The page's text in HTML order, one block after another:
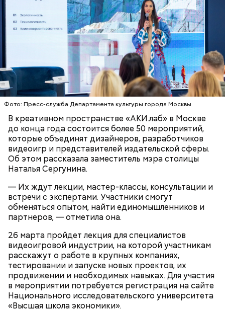
Фото: Пресс-служба Департамента культуры города Москвы
В креативном пространстве «АКИ.лаб» в Москве
до конца года состоится более 50 мероприятий,
которые объединят дизайнеров, разработчиков
видеоигр и представителей издательской сферы.
Об этом рассказала заместитель мэра столицы
Наталья Сергунина.
— Их ждут лекции, мастер-классы, консультации и
встречи с экспертами. Участники смогут
обменяться опытом, найти единомышленников и
партнеров, — отметила она.
26 марта пройдет лекция для специалистов
видеоигровой индустрии, на которой участникам
расскажут о работе в крупных компаниях,
тестировании и запуске новых проектов, их
продвижении и необходимых навыках. Для участия
в мероприятии потребуется регистрация на сайте
Национального исследовательского университета
«Высшая школа экономики».
Маршрут зеленого кольца проходит через:
Братеевскую пойму;
Борисовские пруды;
Царицыно;
Битцевский лес;
Теплый Стан;
Парк победы;
Долину реки Сетунь;
Парк Фили;
Парк Покровское-Стрешнево;
Тимирязевский парк.
В Большом Гнездниковском переулке Мастер
впервые увидел Маргариту с букетом мимоз в
руках. Именно здесь в доме № 10, где было
московское отделение газеты «Накануне», работал
Михаил Булгаков. Кстати, этот дом упоминается в
сборнике писателя «Дьяволиада» и очерке «Сорок
сороков».
Исследователи считают, что в Большом
Гнездниковском переулке Михаил Булгаков
впервые увидел Елену Шиловскую. Она была его
третьей женой и хранительницей литературного
наследия писателя. Они познакомились в доме №
10, когда были в гостях у общих друзей. Они сразу
влюбились друг в друга, несмотря на то, что оба на
тот момент состояли в браке.